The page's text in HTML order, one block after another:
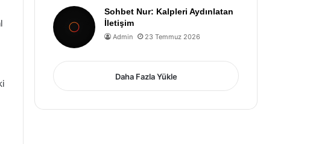
Sohbet Nur: Kalpleri Aydınlatan
İletişim
Admin 23 Temmuz 2026
Daha Fazla Yükle